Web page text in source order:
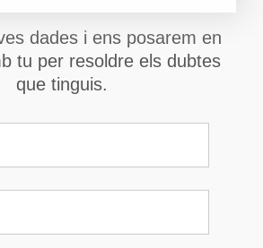
dades i ens posarem en
tu per resoldre els dubtes
que tinguis.